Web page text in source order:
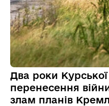
Два роки Курської
перенесення
злам планів